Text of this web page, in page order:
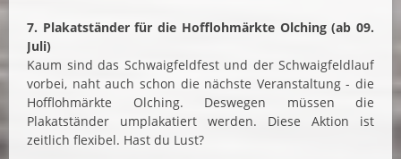
7. Plakatständer für die Hofflohmärkte Olching (ab 09.
Juli)
Kaum sind das Schwaigfeldfest und der Schwaigfeldlauf
vorbei, naht auch schon die nächste Veranstaltung - die
Hofflohmärkte Olching. Deswegen müssen die
Plakatständer umplakatiert werden. Diese Aktion ist
zeitlich flexibel. Hast du Lust?